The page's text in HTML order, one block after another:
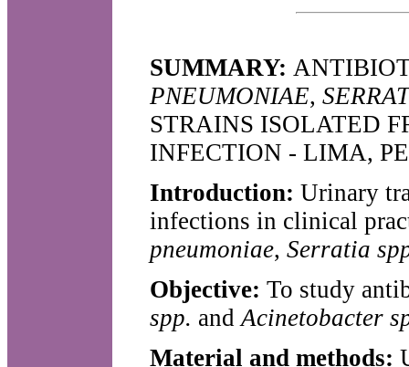
SUMMARY:
PNEUMONIAE,
STRAINS ISOLATED
INFECTION - LIMA,
Introduction: Urinary
infections in clinical
pneumoniae, Serratia
Objective: To study
spp. and Acinetobacter
Material and methods: